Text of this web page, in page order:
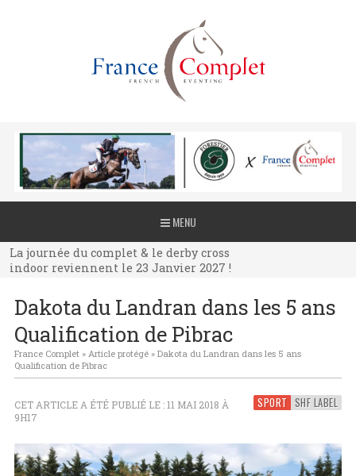
MENU
La journée du complet & le derby cross
indoor reviennent le 23 Janvier 2027 !
La journée du complet & le derby cross
indoor reviennent le 23 Janvier 2027 !
indoor reviennent le 23 Janvier 2027 !
Dakota du Landran dans les 5 ans
Qualification de Pibrac
France Complet» Article protégé» Dakota du Landran dans les 5 ans
Qualification de Pibrac
SPORT SHF LABEL
CET ARTICLE A ÉTÉ PUBLIÉ LE : 11 MAI 2018 À
9H17